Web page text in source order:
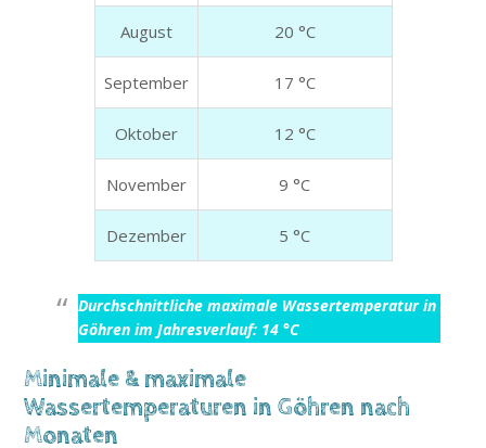
August 20 °C
September 17 °C
Oktober 12 °C
November 9 °C
Dezember 5 °C
Durchschnittliche maximale Wassertemperatur in
Göhren im Jahresverlauf: 14 °C
Minimale & maximale
Wassertemperaturen in Göhren nach
Monaten